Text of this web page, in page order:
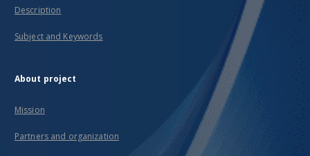
Description
Subject and Keywords
About project
Mission
Partners and organization